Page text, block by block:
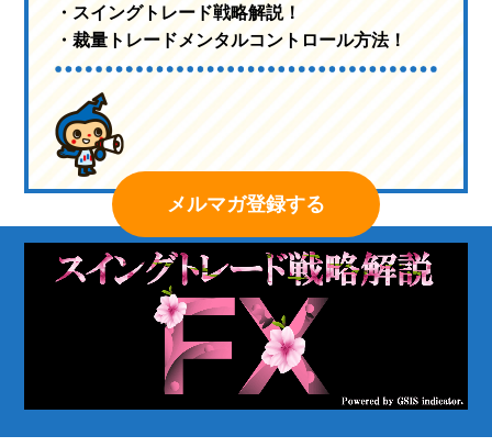
・スイングトレード戦略解説！
・裁量トレードメンタルコントロール方法！
メルマガ登録する